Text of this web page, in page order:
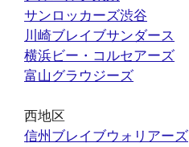
サンロッカーズ渋谷
川崎ブレイブサンダース
横浜ビー・コルセアーズ
富山グラウジーズ
西地区
信州ブレイブウォリアーズ